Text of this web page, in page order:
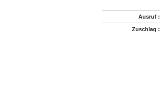
Ausruf :
Zuschlag :